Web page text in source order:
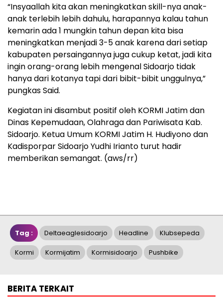
“Insyaallah kita akan meningkatkan skill-nya anak-
anak terlebih lebih dahulu, harapannya kalau tahun
kemarin ada 1 mungkin tahun depan kita bisa
meningkatkan menjadi 3-5 anak karena dari setiap
kabupaten persaingannya juga cukup ketat, jadi kita
ingin orang-orang lebih mengenal Sidoarjo tidak
hanya dari kotanya tapi dari bibit-bibit unggulnya,”
pungkas Said.
Kegiatan ini disambut positif oleh KORMI Jatim dan
Dinas Kepemudaan, Olahraga dan Pariwisata Kab.
Sidoarjo. Ketua Umum KORMI Jatim H. Hudiyono dan
Kadisporpar Sidoarjo Yudhi Irianto turut hadir
memberikan semangat. (aws/rr)
Tag : Deltaeaglesidoarjo Headline Klubsepeda
Kormi Kormijatim Kormisidoarjo Pushbike
BERITA TERKAIT